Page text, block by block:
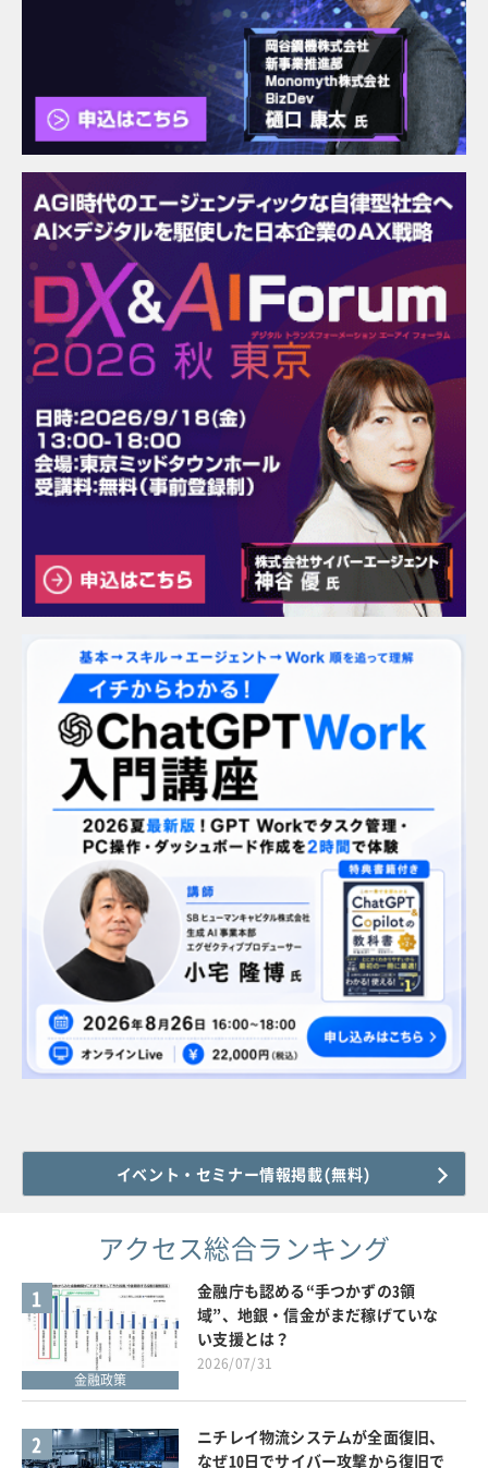
イベント・セミナー情報掲載(無料)
アクセス総合ランキング
1
金融政策
金融庁も認める“手つかずの3領
域”、地銀・信金がまだ稼げていな
い支援とは？
2026/07/31
2
ニチレイ物流システムが全面復旧、
なぜ10日でサイバー攻撃から復旧で